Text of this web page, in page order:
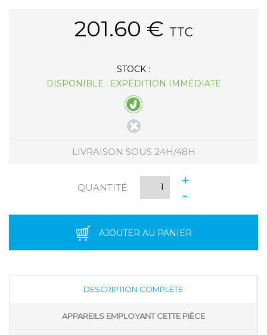
201.60 € TTC
STOCK :
DISPONIBLE : EXPÉDITION IMMÉDIATE
LIVRAISON SOUS 24H/48H
QUANTITÉ:
+
-
AJOUTER AU PANIER
DESCRIPTION COMPLÈTE
APPAREILS EMPLOYANT CETTE PIÈCE